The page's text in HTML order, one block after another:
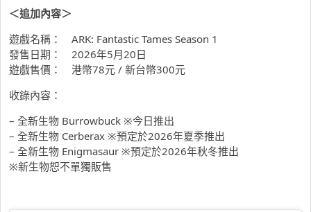
＜追加內容＞
遊戲名稱： ARK: Fantastic Tames Season 1
發售日期： 2026年5月20日
遊戲售價： 港幣78元 / 新台幣300元
收錄內容：
– 全新生物 Burrowbuck ※今日推出
– 全新生物 Cerberax ※預定於2026年夏季推出
– 全新生物 Enigmasaur ※預定於2026年秋冬推出
※新生物恕不單獨販售